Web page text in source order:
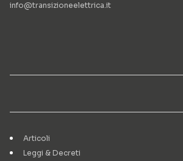
info@transizioneelettrica.it
Articoli
Leggi & Decreti